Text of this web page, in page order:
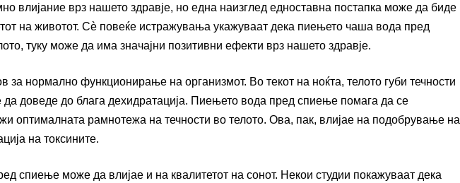
влијание врз нашето здравје, но една наизглед едноставна постапка може да биде
на животот. Сè повеќе истражувања укажуваат дека пиењето чаша вода пред
туку може да има значајни позитивни ефекти врз нашето здравје.
за нормално функционирање на организмот. Во текот на ноќта, телото губи течности
доведе до блага дехидратација. Пиењето вода пред спиење помага да се
оптималната рамнотежа на течности во телото. Ова, пак, влијае на подобрување на
на токсините.
спиење може да влијае и на квалитетот на сонот. Некои студии покажуваат дека